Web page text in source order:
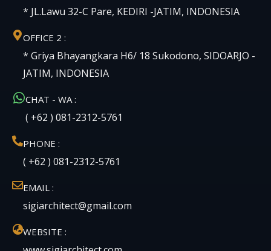
* JL.Lawu 32-C Pare, KEDIRI -JATIM, INDONESIA
OFFICE 2 :
* Griya Bhayangkara H6/ 18 Sukodono, SIDOARJO -
JATIM, INDONESIA
CHAT - WA :
( +62 ) 081-2312-5761
PHONE :
( +62 ) 081-2312-5761
EMAIL :
sigiarchitect@gmail.com
WEBSITE :